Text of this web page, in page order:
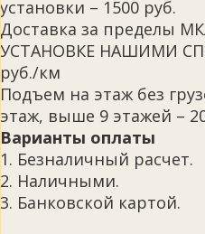
установки – 1500 руб.
Доставка за пределы
УСТАНОВКЕ НАШИМИ
руб./км
Подъем на этаж без
этаж, выше 9 этажей –
Варианты оплаты
1. Безналичный расчет.
2. Наличными.
3. Банковской картой.